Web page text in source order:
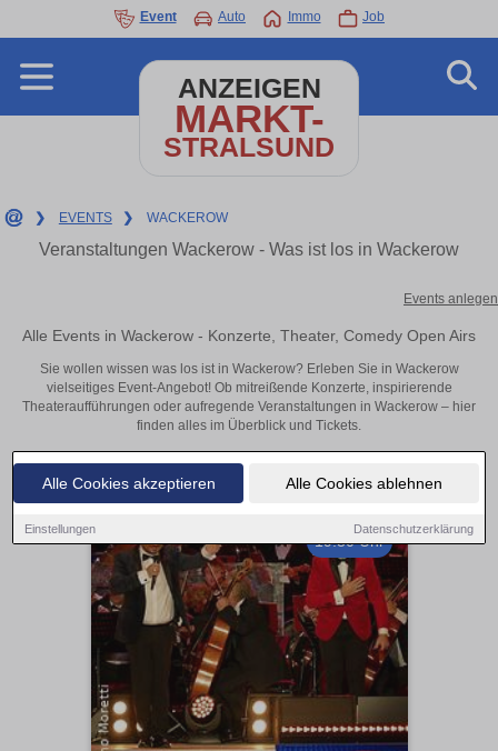
Alle Cookies akzeptieren Alle Cookies ablehnen
Einstellungen Datenschutzerklärung
Event Auto Immo Job
ANZEIGEN
MARKT-
STRALSUND
❯ EVENTS ❯ WACKEROW
Veranstaltungen Wackerow - Was ist los in Wackerow
Events anlegen
Alle Events in Wackerow - Konzerte, Theater, Comedy Open Airs
Sie wollen wissen was los ist in Wackerow? Erleben Sie in Wackerow
vielseitiges Event-Angebot! Ob mitreißende Konzerte, inspirierende
Theateraufführungen oder aufregende Veranstaltungen in Wackerow – hier
finden alles im Überblick und Tickets.
19:30 Uhr